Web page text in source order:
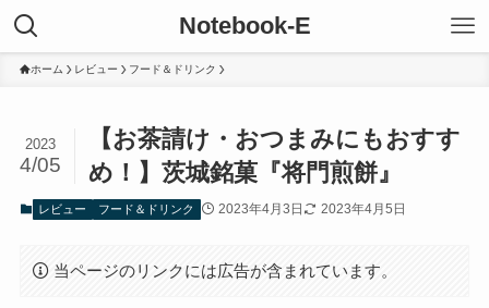
Notebook-E
ホーム レビュー フード＆ドリンク
【お茶請け・おつまみにもおすす
め！】茨城銘菓『将門煎餅』
2023
4/05
レビュー フード＆ドリンク 2023年4月3日 2023年4月5日
当ページのリンクには広告が含まれています。